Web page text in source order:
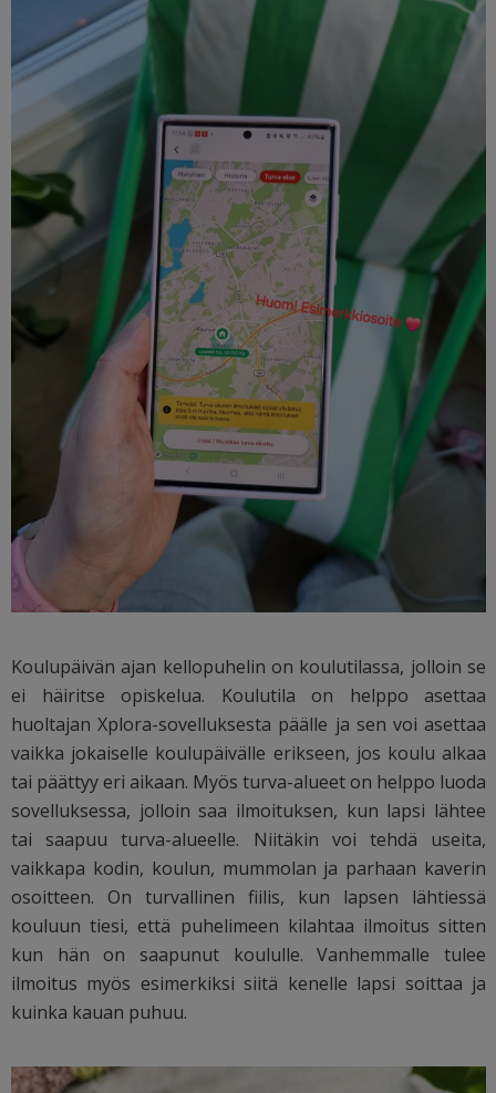
Koulupäivän ajan kellopuhelin on koulutilassa, jolloin se
ei häiritse opiskelua. Koulutila on helppo asettaa
huoltajan Xplora-sovelluksesta päälle ja sen voi asettaa
vaikka jokaiselle koulupäivälle erikseen, jos koulu alkaa
tai päättyy eri aikaan. Myös turva-alueet on helppo luoda
sovelluksessa, jolloin saa ilmoituksen, kun lapsi lähtee
tai saapuu turva-alueelle. Niitäkin voi tehdä useita,
vaikkapa kodin, koulun, mummolan ja parhaan kaverin
osoitteen. On turvallinen fiilis, kun lapsen lähtiessä
kouluun tiesi, että puhelimeen kilahtaa ilmoitus sitten
kun hän on saapunut koululle. Vanhemmalle tulee
ilmoitus myös esimerkiksi siitä kenelle lapsi soittaa ja
kuinka kauan puhuu.